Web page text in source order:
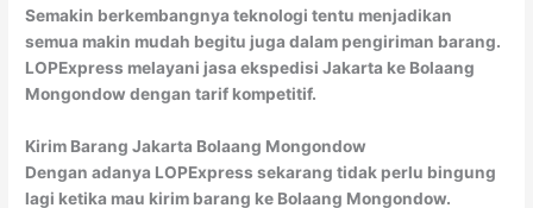
Semakin berkembangnya teknologi tentu menjadikan
semua makin mudah begitu juga dalam pengiriman barang.
LOPExpress melayani jasa ekspedisi Jakarta ke Bolaang
Mongondow dengan tarif kompetitif.
Kirim Barang Jakarta Bolaang Mongondow
Dengan adanya LOPExpress sekarang tidak perlu bingung
lagi ketika mau kirim barang ke Bolaang Mongondow.